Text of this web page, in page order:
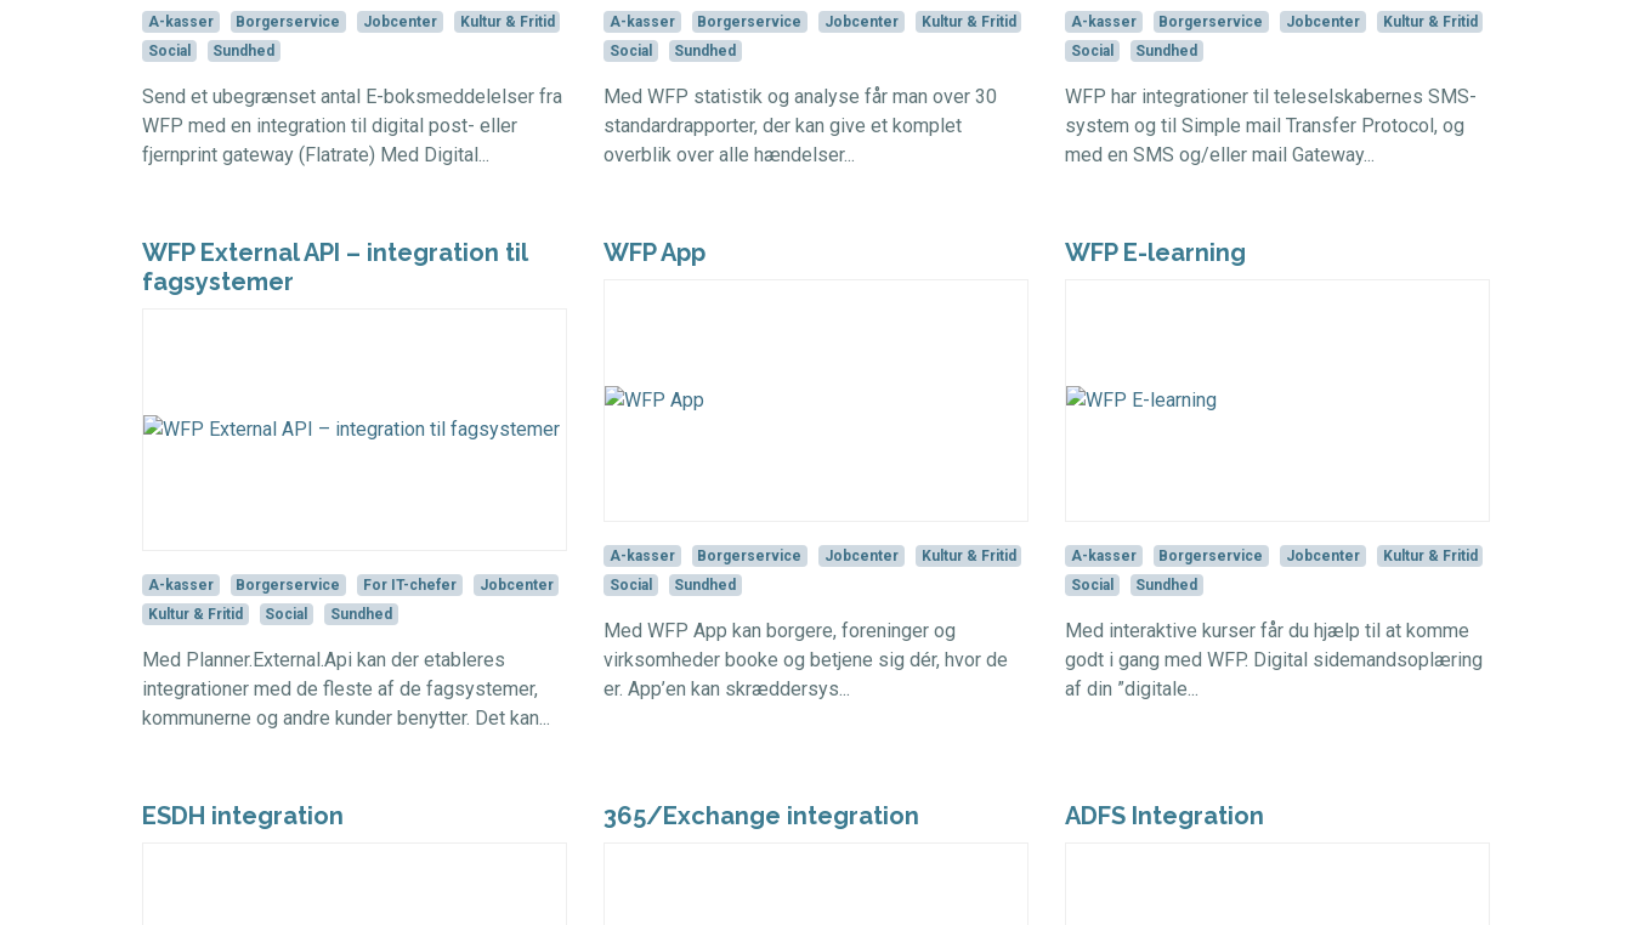
A-kasser Borgerservice Jobcenter
Kultur & Fritid
Social
Sundhed
Send et ubegrænset antal E-boksmeddelelser fra
WFP med en integration til digital post- eller
fjernprint gateway (Flatrate) Med Digital...
A-kasser Borgerservice Jobcenter
Kultur & Fritid
Social
Sundhed
Med WFP statistik og analyse får man over 30
standardrapporter, der kan give et komplet
overblik over alle hændelser...
A-kasser Borgerservice Jobcenter
Kultur & Fritid
Social
Sundhed
WFP har integrationer til teleselskabernes SMS-
system og til Simple mail Transfer Protocol, og
med en SMS og/eller mail Gateway...
WFP External API – integration til
fagsystemer
A-kasser Borgerservice For IT-chefer
Jobcenter
Kultur & Fritid
Social Sundhed
Med Planner.External.Api kan der etableres
integrationer med de fleste af de fagsystemer,
kommunerne og andre kunder benytter. Det kan...
WFP App
A-kasser Borgerservice Jobcenter
Kultur & Fritid
Social
Sundhed
Med WFP App kan borgere, foreninger og
virksomheder booke og betjene sig dér, hvor de
er. App’en kan skræddersys...
WFP E-learning
A-kasser Borgerservice Jobcenter
Kultur & Fritid
Social
Sundhed
Med interaktive kurser får du hjælp til at komme
godt i gang med WFP. Digital sidemandsoplæring
af din ”digitale...
ESDH integration 365/Exchange integration ADFS Integration